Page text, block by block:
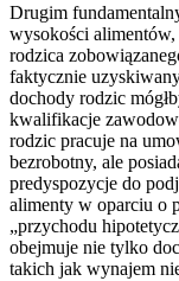
Drugim
wysokości
rodzica
faktycznie
dochody rodzic
kwalifikacje
rodzic pracuje na
bezrobotny, ale
predyspozycje do
alimenty w oparciu o
„przychodu
obejmuje nie tylko
takich jak wynajem